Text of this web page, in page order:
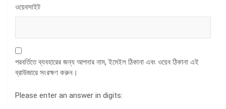
ওয়েবসাইট
পরবর্তিতে ব্যবহারের জন্য আপনার নাম, ইমেইল ঠিকানা এবং ওয়েব ঠিকানা এই
ব্রাউজারে সংরক্ষণ করুন।
Please enter an answer in digits: